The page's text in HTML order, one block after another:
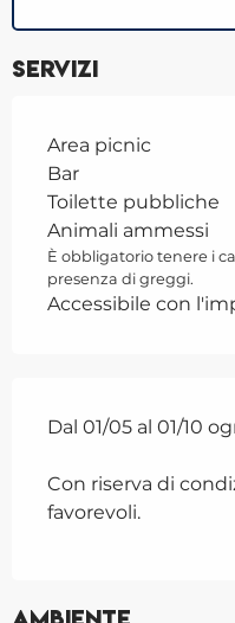
Servizi
Area picnic
Bar
Toilette pubbliche
Animali ammessi
È obbligatorio tenere i
presenza di greggi.
Accessibile con
Dal 01/05 al 01/10
Con riserva di
favorevoli.